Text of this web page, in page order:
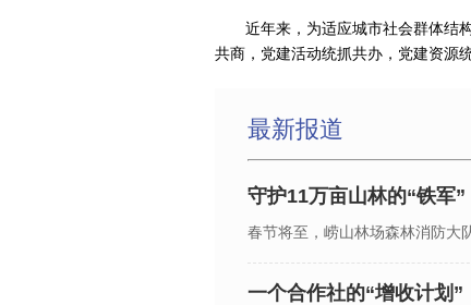
近年来，为适应城市社会群体结
共商，党建活动统抓共办，党建资源
最新报道
守护11万亩山林的“铁军”
春节将至，崂山林场森林消防大
一个合作社的“增收计划”